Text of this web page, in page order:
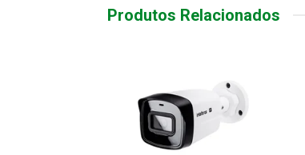
Produtos Relacionados